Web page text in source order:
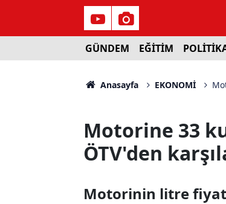
GÜNDEM EĞİTİM
Anasayfa EKONOMİ
Motorine 33
ÖTV'den
Motorinin litre